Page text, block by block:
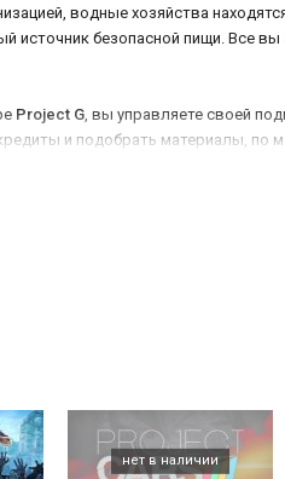
водные хозяйства
источник безопасной пищи. Все
Project G , вы управляете своей
и подобрать материалы, по